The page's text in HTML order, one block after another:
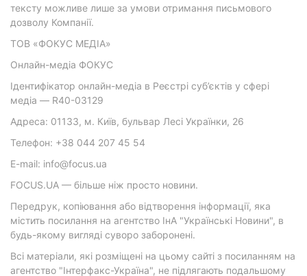
тексту можливе лише за умови отримання письмового
дозволу Компанії.
ТОВ «ФОКУС МЕДІА»
Онлайн-медіа ФОКУС
Ідентифікатор онлайн-медіа в Реєстрі суб’єктів у сфері
медіа — R40-03129
Адреса: 01133, м. Київ, бульвар Лесі Українки, 26
Телефон: +38 044 207 45 54
E-mail: info@focus.ua
FOCUS.UA — більше ніж просто новини.
Передрук, копіювання або відтворення інформації, яка
містить посилання на агентство ІнА "Українські Новини", в
будь-якому вигляді суворо заборонені.
Всі матеріали, які розміщені на цьому сайті з посиланням на
агентство "Інтерфакс-Україна", не підлягають подальшому